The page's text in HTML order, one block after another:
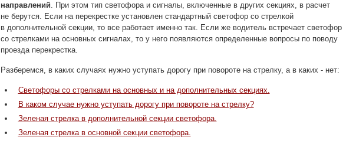
направлений. При этом тип светофора и сигналы, включенные в других секциях, в расчет
не берутся. Если на перекрестке установлен стандартный светофор со стрелкой
в дополнительной секции, то все работает именно так. Если же водитель встречает светофор
со стрелками на основных сигналах, то у него появляются определенные вопросы по поводу
проезда перекрестка.
Разберемся, в каких случаях нужно уступать дорогу при повороте на стрелку, а в каких - нет:
Светофоры со стрелками на основных и на дополнительных секциях.
В каком случае нужно уступать дорогу при повороте на стрелку?
Зеленая стрелка в дополнительной секции светофора.
Зеленая стрелка в основной секции светофора.